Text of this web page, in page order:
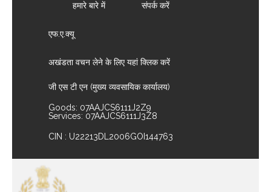
हमारे बारे में संपर्क करें
एफ.ए.क्यू
अखंडता वचन लेने के लिए यहां क्लिक करें
जी एस टी एन (मुख्य व्यवसायिक कार्यालय)
Goods: 07AAJCS6111J2Z9
Services: 07AAJCS6111J3Z8
CIN : U22213DL2006GOI144763